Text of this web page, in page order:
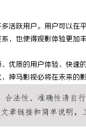
活跃用户。用户可以
，也使得观影体验更加
优质的用户体验、快
神马影视必将在未来的